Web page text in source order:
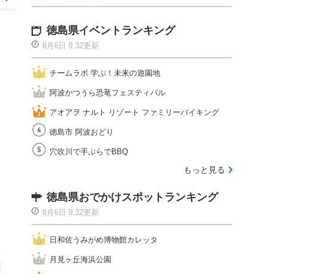
徳島県イベントランキング
8月6日 9:32更新
チームラボ 学ぶ！未来の遊園地
阿波かつうら恐竜フェスティバル
アオアヲ ナルト リゾート ファミリーバイキング
徳島市 阿波おどり
穴吹川で手ぶらでBBQ
もっと見る
徳島県おでかけスポットランキング
8月6日 9:32更新
日和佐うみがめ博物館カレッタ
月見ヶ丘海浜公園